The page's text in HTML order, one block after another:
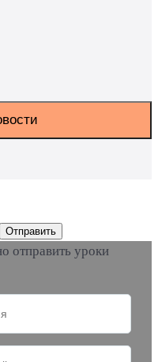
Отправить
отправить уроки